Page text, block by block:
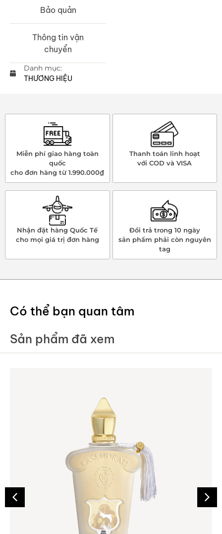
Bảo quản
Thông tin vận
chuyển
Danh mục:
THƯƠNG HIỆU
Miễn phí giao hàng toàn
quốc
cho đơn hàng từ 1.990.000₫
Thanh toán linh hoạt
với COD và VISA
Nhận đặt hàng Quốc Tế
cho mọi giá trị đơn hàng
Đổi trả trong 10 ngày
sản phẩm phải còn nguyên
tag
Có thể bạn quan tâm
Sản phẩm đã xem